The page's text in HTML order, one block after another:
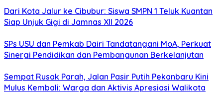
Dari Kota Jalur ke Cibubur: Siswa SMPN 1 Teluk Kuantan
Siap Unjuk Gigi di Jamnas XII 2026
SPs USU dan Pemkab Dairi Tandatangani MoA, Perkuat
Sinergi Pendidikan dan Pembangunan Berkelanjutan
Sempat Rusak Parah, Jalan Pasir Putih Pekanbaru Kini
Mulus Kembali: Warga dan Aktivis Apresiasi Walikota